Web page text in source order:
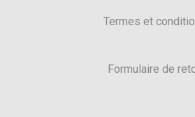
Termes et
Formulaire de